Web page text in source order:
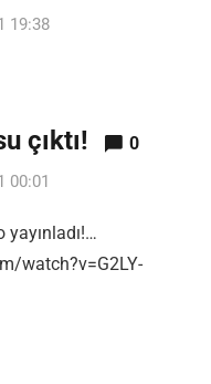
19:38
çıktı! 0
00:01
watch?v=G2LY-